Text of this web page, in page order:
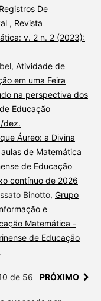
De
, Revista
v. 2 n. 2 (2023):
Atividade de
em uma Feira
na perspectiva dos
Educação
dez.
Áureo: a Divina
de Matemática
de Educação
contínuo de 2026
Binotto, Grupo
e
Matemática -
de Educação
de 56 PRÓXIMO